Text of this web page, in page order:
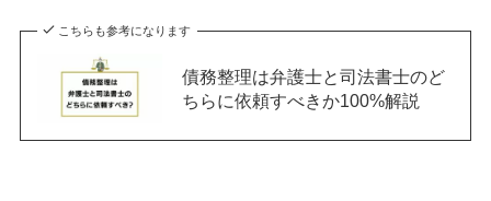
こちらも参考になります
債務整理は弁護士と司法書士のど
ちらに依頼すべきか100%解説